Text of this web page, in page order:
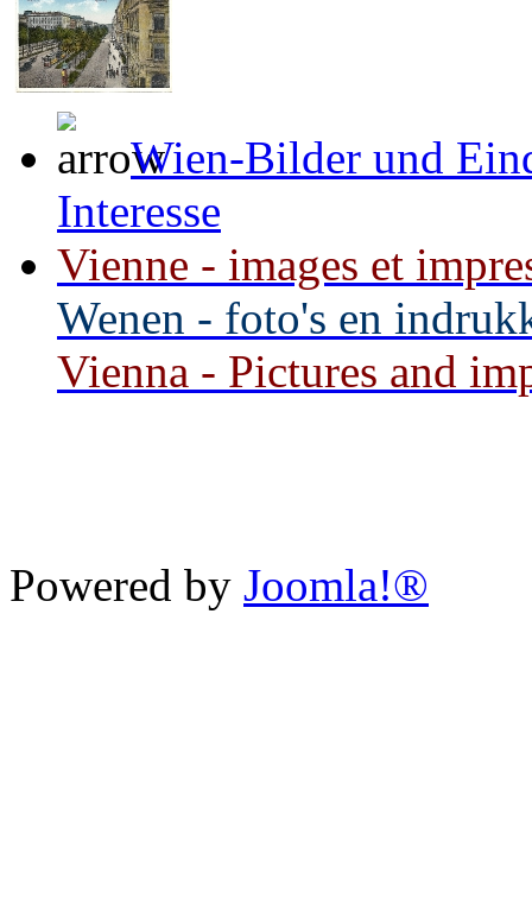
Wien-Bilder und
Interesse
Vienne - images et
Wenen - foto's en
Vienna - Pictures and
Powered by Joomla!®